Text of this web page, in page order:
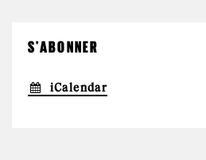
S'ABONNER
iCalendar